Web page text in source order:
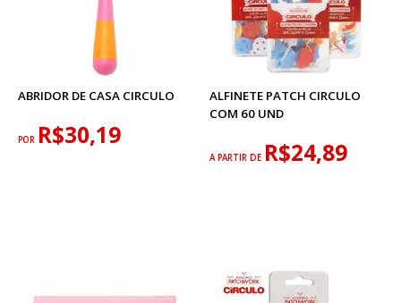
ABRIDOR DE CASA CIRCULO
POR R$30,19
ALFINETE PATCH CIRCULO
COM 60 UND
A PARTIR DE R$24,89